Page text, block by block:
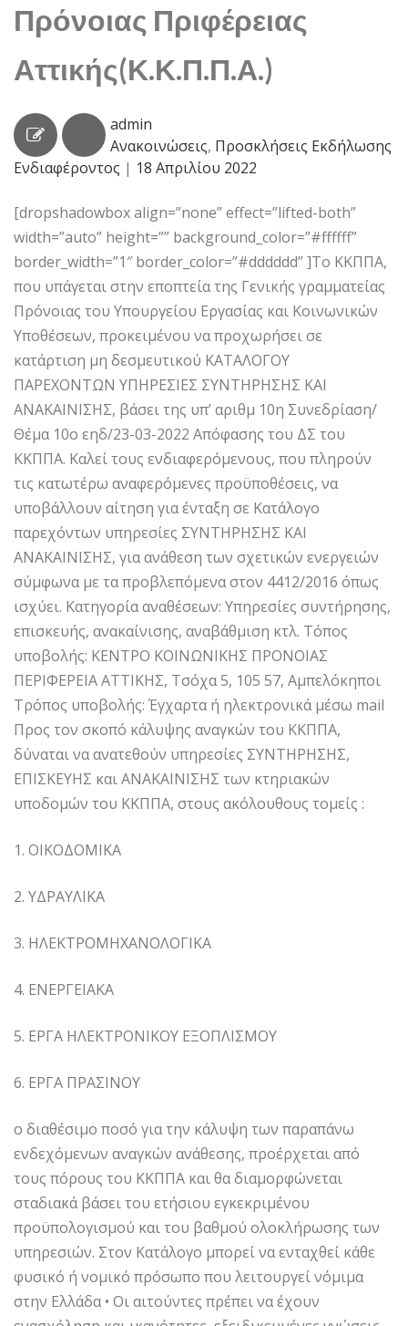
Πρόνοιας Πριφέρειας
Αττικής(Κ.Κ.Π.Π.Α.)
admin
Ανακοινώσεις, Προσκλήσεις Εκδήλωσης
Ενδιαφέροντος | 18 Απριλίου 2022
[dropshadowbox align=”none” effect=”lifted-both”
width=”auto” height=”” background_color=”#ffffff”
border_width=”1″ border_color=”#dddddd” ]Το ΚΚΠΠΑ,
που υπάγεται στην εποπτεία της Γενικής γραμματείας
Πρόνοιας του Υπουργείου Εργασίας και Κοινωνικών
Υποθέσεων, προκειμένου να προχωρήσει σε
κατάρτιση μη δεσμευτικού ΚΑΤΑΛΟΓΟΥ
ΠΑΡΕΧΟΝΤΩΝ ΥΠΗΡΕΣΙΕΣ ΣΥΝΤΗΡΗΣΗΣ ΚΑΙ
ΑΝΑΚΑΙΝΙΣΗΣ, βάσει της υπ’ αριθμ 10η Συνεδρίαση/
Θέμα 10ο εηδ/23-03-2022 Απόφασης του ΔΣ του
ΚΚΠΠΑ. Καλεί τους ενδιαφερόμενους, που πληρούν
τις κατωτέρω αναφερόμενες προϋποθέσεις, να
υποβάλλουν αίτηση για ένταξη σε Κατάλογο
παρεχόντων υπηρεσίες ΣΥΝΤΗΡΗΣΗΣ ΚΑΙ
ΑΝΑΚΑΙΝΙΣΗΣ, για ανάθεση των σχετικών ενεργειών
σύμφωνα με τα προβλεπόμενα στον 4412/2016 όπως
ισχύει. Κατηγορία αναθέσεων: Υπηρεσίες συντήρησης,
επισκευής, ανακαίνισης, αναβάθμιση κτλ. Τόπος
υποβολής: ΚΕΝΤΡΟ ΚΟΙΝΩΝΙΚΗΣ ΠΡΟΝΟΙΑΣ
ΠΕΡΙΦΕΡΕΙΑ ΑΤΤΙΚΗΣ, Τσόχα 5, 105 57, Αμπελόκηποι
Τρόπος υποβολής: Έγχαρτα ή ηλεκτρονικά μέσω mail
Προς τον σκοπό κάλυψης αναγκών του ΚΚΠΠΑ,
δύναται να ανατεθούν υπηρεσίες ΣΥΝΤΗΡΗΣΗΣ,
ΕΠΙΣΚΕΥΗΣ και ΑΝΑΚΑΙΝΙΣΗΣ των κτηριακών
υποδομών του ΚΚΠΠΑ, στους ακόλουθους τομείς :
1. ΟΙΚΟΔΟΜΙΚΑ
2. ΥΔΡΑΥΛΙΚΑ
3. ΗΛΕΚΤΡΟΜΗΧΑΝΟΛΟΓΙΚΑ
4. ΕΝΕΡΓΕΙΑΚΑ
5. ΕΡΓΑ ΗΛΕΚΤΡΟΝΙΚΟΥ ΕΞΟΠΛΙΣΜΟΥ
6. ΕΡΓΑ ΠΡΑΣΙΝΟΥ
ο διαθέσιμο ποσό για την κάλυψη των παραπάνω
ενδεχόμενων αναγκών ανάθεσης, προέρχεται από
τους πόρους του ΚΚΠΠΑ και θα διαμορφώνεται
σταδιακά βάσει του ετήσιου εγκεκριμένου
προϋπολογισμού και του βαθμού ολοκλήρωσης των
υπηρεσιών. Στον Κατάλογο μπορεί να ενταχθεί κάθε
φυσικό ή νομικό πρόσωπο που λειτουργεί νόμιμα
στην Ελλάδα • Οι αιτούντες πρέπει να έχουν